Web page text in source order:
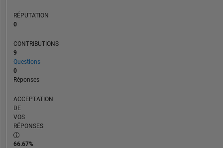
RÉPUTATION
0
CONTRIBUTIONS
9
Questions
0
Réponses
ACCEPTATION
DE
VOS
RÉPONSES
66.67%